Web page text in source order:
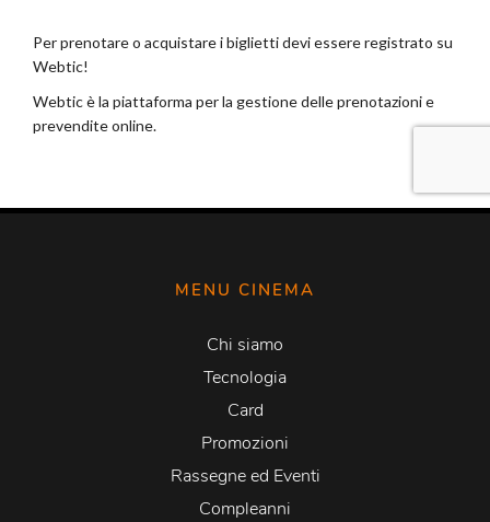
MENU CINEMA
Chi siamo
Tecnologia
Card
Promozioni
Rassegne ed Eventi
Compleanni